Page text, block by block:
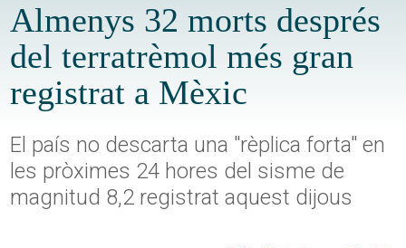
Almenys 32 morts després
del terratrèmol més gran
registrat a Mèxic
El país no descarta una "rèplica forta" en
les pròximes 24 hores del sisme de
magnitud 8,2 registrat aquest dijous